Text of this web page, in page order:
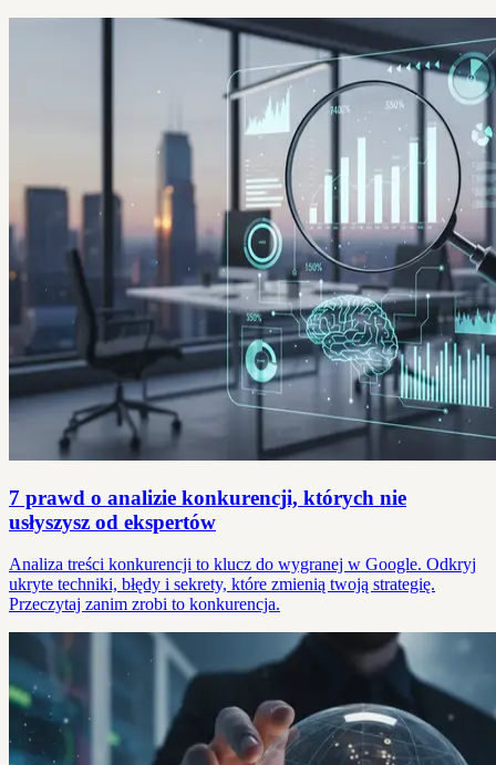
7 prawd o analizie konkurencji, których nie
usłyszysz od ekspertów
Analiza treści konkurencji to klucz do wygranej w Google. Odkryj
ukryte techniki, błędy i sekrety, które zmienią twoją strategię.
Przeczytaj zanim zrobi to konkurencja.